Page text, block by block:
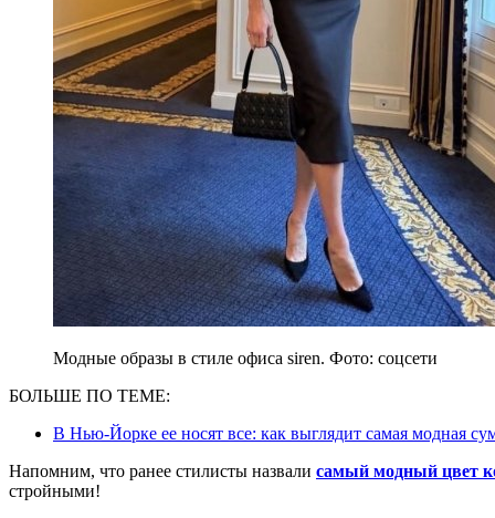
Модные образы в стиле офиса siren. Фото: соцсети
БОЛЬШЕ ПО ТЕМЕ:
В Нью-Йорке ее носят все: как выглядит самая модная
Напомним, что ранее стилисты назвали самый модный цвет
стройными!